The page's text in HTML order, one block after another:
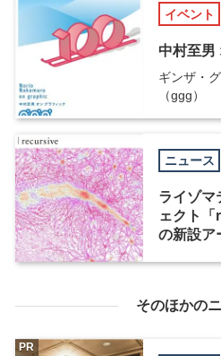
イベント
中村至男
ギンザ・
（ggg）
ニュース
ライゾマ
ェクト
の新設ア
そのほかの
PR